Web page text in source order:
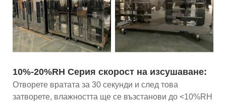
10%-20%RH Серия скорост на изсушаване:
Отворете вратата за 30 секунди и след това
затворете, влажността ще се възстанови до <10%RH